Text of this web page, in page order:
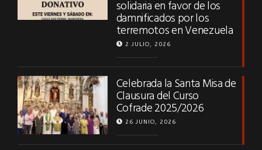
solidaria en favor de los
damnificados por los
terremotos en Venezuela
2 JULIO, 2026
Celebrada la Santa Misa de
Clausura del Curso
Cofrade 2025/2026
26 JUNIO, 2026